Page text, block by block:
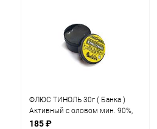
ФЛЮС ТИНОЛЬ 30г ( Банка )
Активный с оловом мин. 90%,
применяется для пайки
185 ₽